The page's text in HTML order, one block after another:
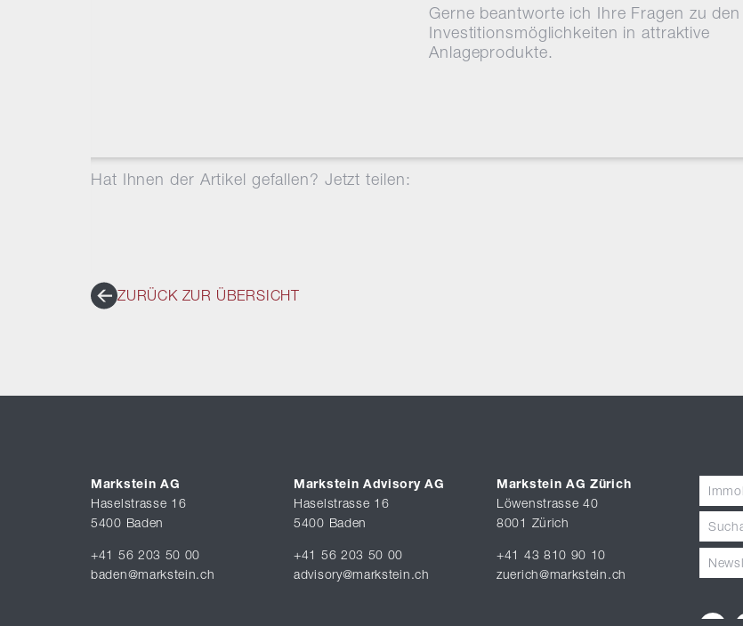
Gerne beantworte ich Ihre Fragen zu den
Investitionsmöglichkeiten in attraktive
Anlageprodukte.
Hat Ihnen der Artikel gefallen? Jetzt teilen:
ZURÜCK ZUR ÜBERSICHT
Markstein AG
Haselstrasse 16
5400 Baden
+41 56 203 50 00
baden@markstein.ch
Markstein Advisory AG
Haselstrasse 16
5400 Baden
+41 56 203 50 00
advisory@markstein.ch
Markstein AG Zürich
Löwenstrasse 40
8001 Zürich
+41 43 810 90 10
zuerich@markstein.ch